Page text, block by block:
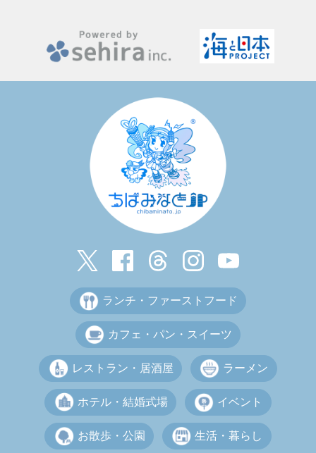
ランチ・ファーストフード
カフェ・パン・スイーツ
レストラン・居酒屋 ラーメン
ホテル・結婚式場 イベント
お散歩・公園 生活・暮らし